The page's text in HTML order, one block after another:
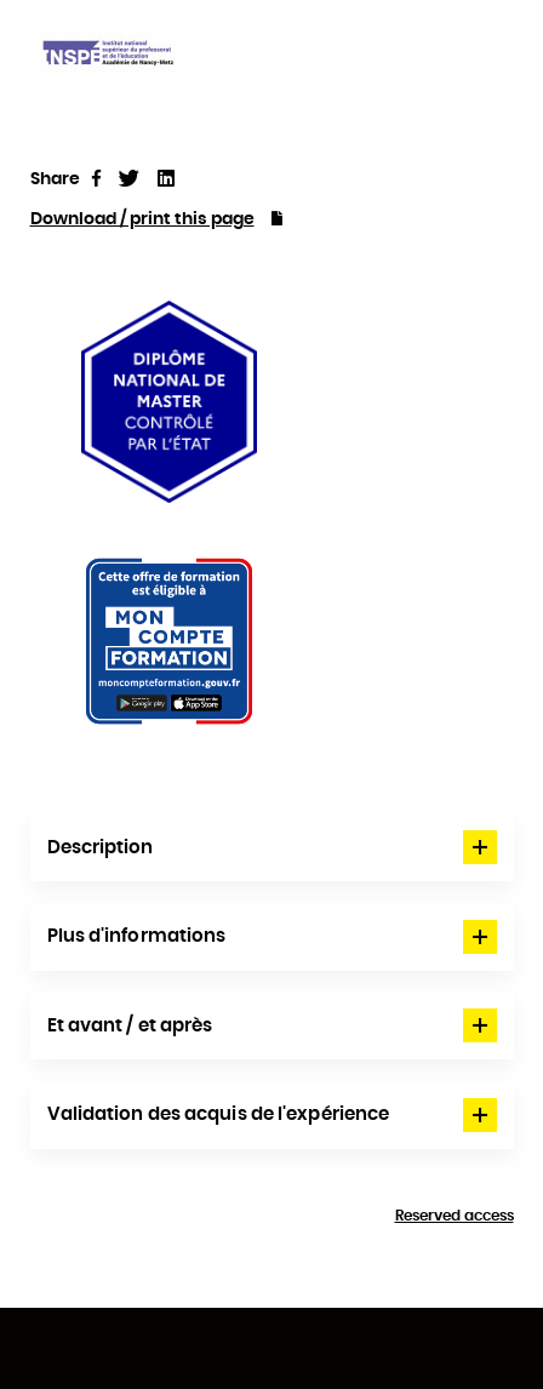
Share ShareTweet
Download / print this page
Description
Plus d'informations
Et avant / et après
Validation des acquis de l'expérience
Reserved access